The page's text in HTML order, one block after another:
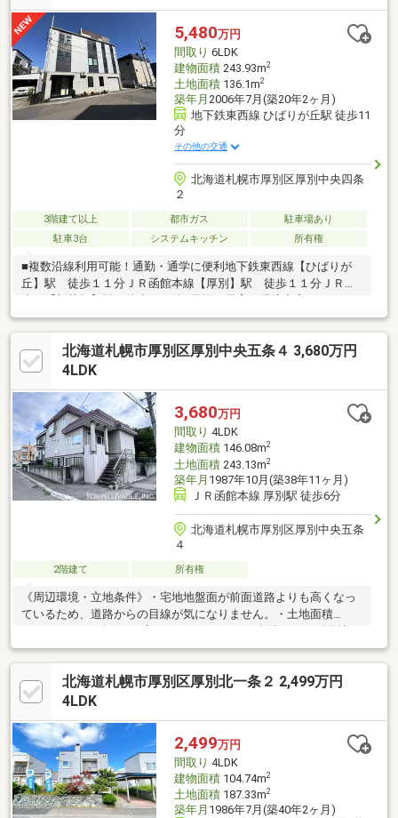
用穴あり、工事不要ですぐに取付可能です。●お子様の成長や在
宅ワークにも柔軟に対応できる間取り設計。
5,480万円
間取り 6LDK
建物面積243.93m2
土地面積136.1m2
築年月 2006年7月(築20年2ヶ月)
地下鉄東西線 ひばりが丘駅 徒歩11
分
その他の交通
北海道札幌市厚別区厚別中央四条
２
3階建て以上 都市ガス
駐車場あり
駐車3台
システムキッチン 所有権
■複数沿線利用可能！通勤・通学に便利地下鉄東西線【ひばりが
丘】駅 徒歩１１分ＪＲ函館本線【厚別】駅 徒歩１１分ＪＲ千
マート 徒歩２分○スーパーアークス 徒歩１１分○小学校 徒歩
６分○中学校 徒歩５分■２世帯利用・事務所可能広々とした【６
ＬＬＤＤＫＫ】玄関共用で交流がスムーズ。水回りは各階にある
ためプライベートも確保しやすい！コミュニケーションのとりや
分※車種による（車庫２台+屋外２台）確保しています！■屋上か
らの眺望良好・ドッグラン付き
北海道札幌市厚別区厚別中央五条４ 3,680万円
4LDK
3,680万円
間取り 4LDK
建物面積146.08m2
土地面積243.13m2
築年月 1987年10月(築38年11ヶ月)
ＪＲ函館本線 厚別駅 徒歩6分
北海道札幌市厚別区厚別中央五条
４
2階建て 所有権
《周辺環境・立地条件》・宅地地盤面が前面道路よりも高くなっ
ているため、道路からの目線が気になりません。・土地面積
施工・構造》・昭和62年10月築の４LDK。LDKで約19.3畳、各居
室は6畳以上確保されており、ゆとりのある間取りです。・全居室
収納付きの他、階段下収納、地下1階車庫奥にも物置があり収納豊
富です。※弊社売り出し情報をご覧いただき誠にありがとうござ
んが、内覧のご希望等ありましたらお気軽に担当：吉村までお問
合せ下さい！
北海道札幌市厚別区厚別北一条２ 2,499万円
4LDK
2,499万円
間取り 4LDK
建物面積104.74m2
土地面積187.33m2
築年月 1986年7月(築40年2ヶ月)